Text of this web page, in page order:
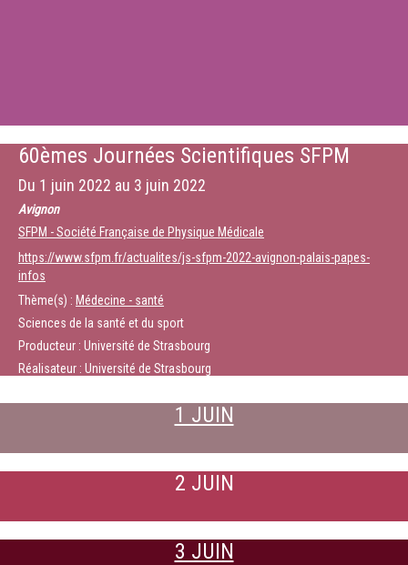
60èmes Journées Scientifiques SFPM
Du 1 juin 2022 au 3 juin 2022
Avignon
SFPM - Société Française de Physique Médicale
https://www.sfpm.fr/actualites/js-sfpm-2022-avignon-palais-papes-
infos
Thème(s) : Médecine - santé
Sciences de la santé et du sport
Producteur : Université de Strasbourg
Réalisateur : Université de Strasbourg
1 JUIN
2 JUIN
3 JUIN